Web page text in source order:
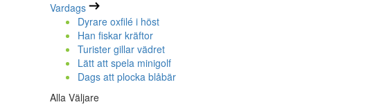
Vardags
Dyrare oxfilé i höst
Han fiskar kräftor
Turister gillar vädret
Lätt att spela minigolf
Dags att plocka blåbär
Alla Väljare